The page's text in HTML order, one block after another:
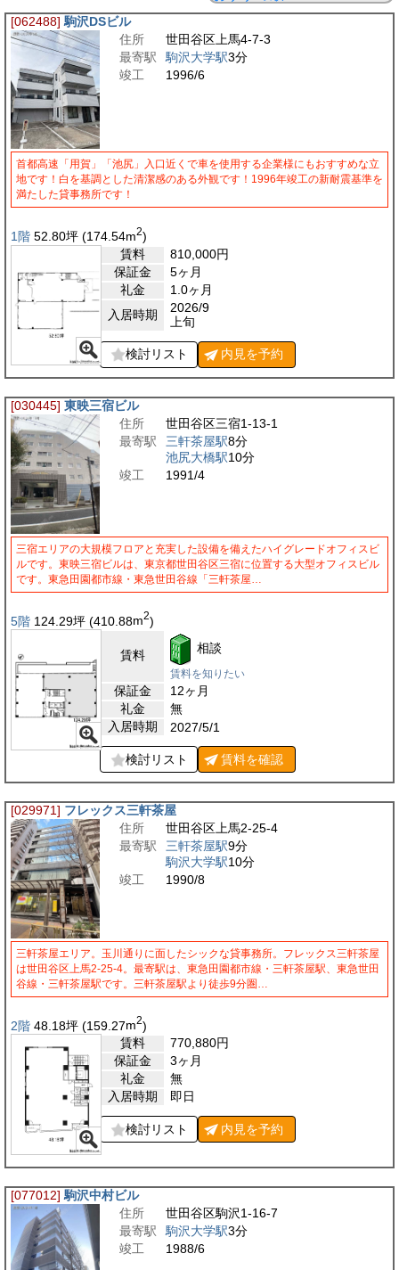
[062488] 駒沢DSビル
住所
世田谷区上馬4-7-3
最寄駅
駒沢大学駅3分
竣工
1996/6
首都高速「用賀」「池尻」入口近くで車を使用する企業様にもおすすめな立
地です！白を基調とした清潔感のある外観です！1996年竣工の新耐震基準を
満たした貸事務所です！
1階 52.80坪 (174.54m2)
賃料
810,000円
保証金
5ヶ月
礼金
1.0ヶ月
入居時期
2026/9
上旬
検討リスト 内見を予約
[030445] 東映三宿ビル
住所
世田谷区三宿1-13-1
最寄駅
三軒茶屋駅8分
池尻大橋駅10分
竣工
1991/4
三宿エリアの大規模フロアと充実した設備を備えたハイグレードオフィスビ
ルです。東映三宿ビルは、東京都世田谷区三宿に位置する大型オフィスビル
です。東急田園都市線・東急世田谷線「三軒茶屋…
5階 124.29坪 (410.88m2)
賃料 相談
賃料を知りたい
保証金
12ヶ月
礼金
無
入居時期
2027/5/1
検討リスト 賃料を確認
[029971] フレックス三軒茶屋
住所
世田谷区上馬2-25-4
最寄駅
三軒茶屋駅9分
駒沢大学駅10分
竣工
1990/8
三軒茶屋エリア。玉川通りに面したシックな貸事務所。フレックス三軒茶屋
は世田谷区上馬2-25-4。最寄駅は、東急田園都市線・三軒茶屋駅、東急世田
谷線・三軒茶屋駅です。三軒茶屋駅より徒歩9分圏…
2階 48.18坪 (159.27m2)
賃料
770,880円
保証金
3ヶ月
礼金
無
入居時期
即日
検討リスト 内見を予約
[077012] 駒沢中村ビル
住所
世田谷区駒沢1-16-7
最寄駅
駒沢大学駅3分
竣工
1988/6